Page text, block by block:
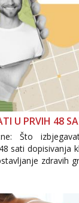
U PRVIH 48
Što
sati dopisivanja
zdravih
prebrzo
osoba